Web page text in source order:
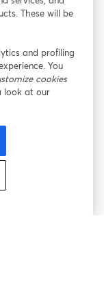
YouTube
新しいタブで開く
利用規約
ポリシー
These will be
and profiling
You
cookies
look at our